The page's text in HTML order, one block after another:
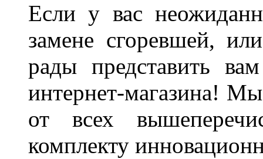
Если у вас
замене сгоревшей,
рады представить
интернет-магазина!
от всех
комплекту